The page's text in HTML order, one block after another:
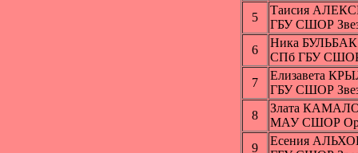
5
Таисия
ГБУ СШОР
6
Ника БУЛЬБАК
СПб ГБУ
7
Елизавета
ГБУ СШОР
8
Злата
МАУ СШОР
9
Есения